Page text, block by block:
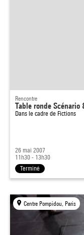
Rencontre
Table ronde
Dans le cadre de Fictions
26 mai 2007
11h30 - 13h30
Terminé
Centre Pompidou, Paris